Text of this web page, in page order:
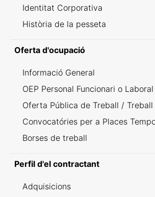
Identitat Corporativa
Història de la pesseta
Oferta d'ocupació
Informació General
OEP Personal Funcionari o
Oferta Pública de Treball / Treball
Convocatóries per a Places
Borses de treball
Perfil d'el contractant
Adquisicions